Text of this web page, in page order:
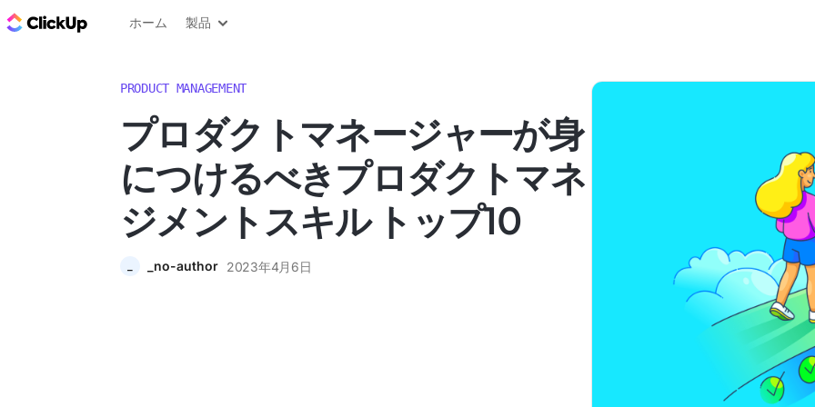
ClickUp ブログ
ホーム 製品
PRODUCT MANAGEMENT
プロダクトマネージャーが身
につけるべきプロダクトマネ
ジメントスキル トップ10
_no-author 2023年4月6日